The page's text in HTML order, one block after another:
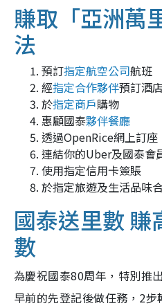
賺取「亞洲萬
法
預訂指定航空公司航班
經指定合作夥伴預訂酒
於指定商戶購物
惠顧國泰夥伴餐廳
透過OpenRice網上訂座
連結你的Uber及國泰會
使用指定信用卡簽賬
於指定旅遊及生活品味
國泰送里數 賺
數
為慶祝國泰80周年，特別推
早前的先登記後做任務，2